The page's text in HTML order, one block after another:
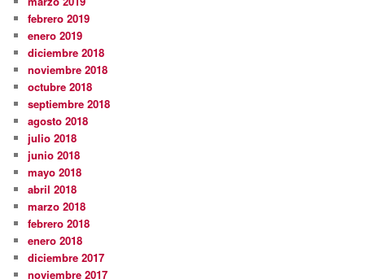
febrero 2019
enero 2019
diciembre 2018
noviembre 2018
octubre 2018
septiembre 2018
agosto 2018
julio 2018
junio 2018
mayo 2018
abril 2018
marzo 2018
febrero 2018
enero 2018
diciembre 2017
noviembre 2017